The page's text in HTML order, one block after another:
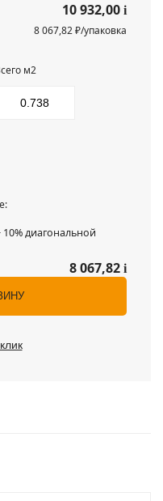
10 932,00 i
8 067,82 ₽/упаковка
м2
10% диагональной
8 067,82 i